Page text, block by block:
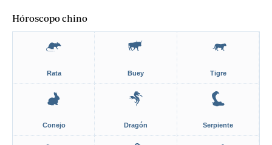
Hóroscopo chino
Rata Buey Tigre
Conejo Dragón Serpiente